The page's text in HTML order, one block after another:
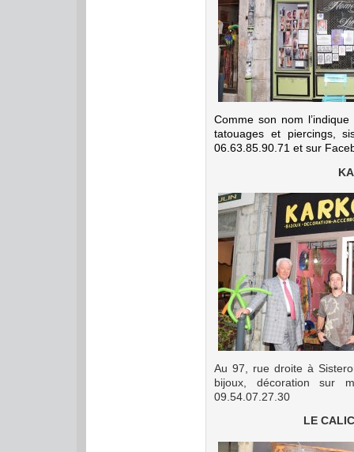
Comme son nom
tatouages et piercings,
06.63.85.90.71 et sur
Au 97, rue droite à
bijoux, décoration sur
09.54.07.27.30
LE